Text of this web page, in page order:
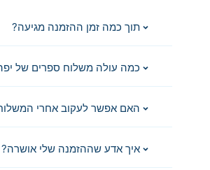
תוך כמה זמן ההזמנה מגיעה?
כמה עולה משלוח ספרים של
האם אפשר לעקוב אחרי
איך אדע שההזמנה שלי אושרה?